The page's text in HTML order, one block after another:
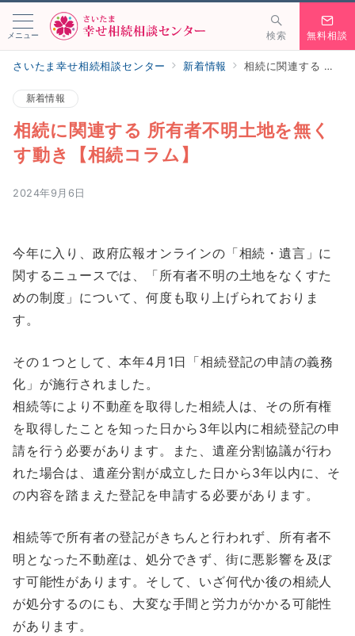
メニュー 検索 無料相談
さいたま幸せ相続相談センター 新着情報 相続に関連する 所有者不明土地を無くす動き【相続コラム】
新着情報
相続に関連する 所有者不明土地を無く
す動き【相続コラム】
2024年9月6日
今年に入り、政府広報オンラインの「相続・遺言」に
関するニュースでは、「所有者不明の土地をなくすた
めの制度」について、何度も取り上げられておりま
す。
その１つとして、本年4月1日「相続登記の申請の義務
化」が施行されました。
相続等により不動産を取得した相続人は、その所有権
を取得したことを知った日から3年以内に相続登記の申
請を行う必要があります。また、遺産分割協議が行わ
れた場合は、遺産分割が成立した日から3年以内に、そ
の内容を踏まえた登記を申請する必要があります。
相続等で所有者の登記がきちんと行われず、所有者不
明となった不動産は、処分できず、街に悪影響を及ぼ
す可能性があります。そして、いざ何代か後の相続人
が処分するのにも、大変な手間と労力がかかる可能性
があります。